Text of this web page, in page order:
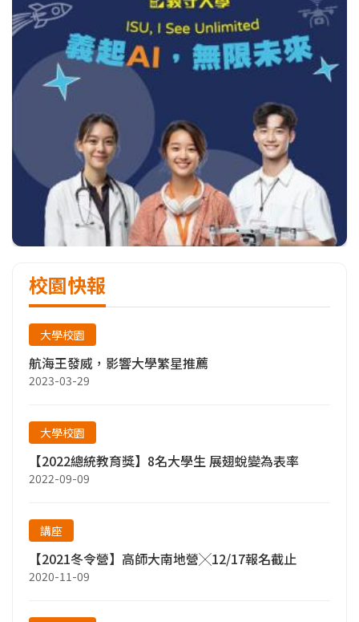
校園快報
大學校園
航海王發威，影響大學繁星推薦
2023-03-29
大學校園
【2022總統教育獎】8名大學生 展翅蛻變為表率
2022-09-09
講座
【2021冬令營】高師大南地營╳12/17報名截止
2020-11-09